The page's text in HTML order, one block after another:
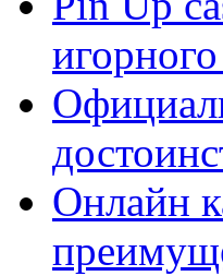
Онлайн